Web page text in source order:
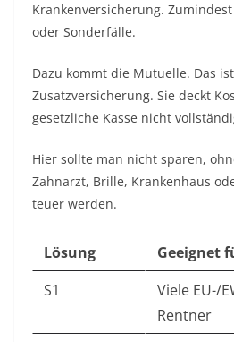
Krankenversicherung.
oder Sonderfälle.
Dazu kommt die Mutuelle. Das
Zusatzversicherung. Sie deckt
gesetzliche Kasse nicht
Hier sollte man nicht sparen,
Zahnarzt, Brille, Krankenhaus
teuer werden.
Lösung
Geeignet
S1
Viele EU-/
Rentner